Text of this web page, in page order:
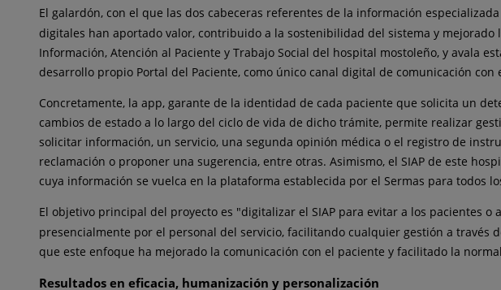
El galardón, con el que las dos cabeceras referentes de la información
digitales han aportado valor, contribuido a la sostenibilidad del sistema y
Información, Atención al Paciente y Trabajo Social del hospital mostoleño, y avala
desarrollo propio Portal del Paciente, como único canal digital de comunicación con
Concretamente, la app, garante de la identidad de cada paciente que solicita un
cambios de estado a lo largo del ciclo de vida de dicho trámite, permite realizar
solicitar información, un servicio, una segunda opinión médica o el registro de
reclamación o proponer una sugerencia, entre otras. Asimismo, el SIAP de este
cuya información se vuelca en la plataforma establecida por el Sermas para todos
El objetivo principal del proyecto es "digitalizar el SIAP para evitar a los pacientes
presencialmente por el personal del servicio, facilitando cualquier gestión a
que este enfoque ha mejorado la comunicación con el paciente y facilitado la
Resultados en eficacia, humanización y personalización